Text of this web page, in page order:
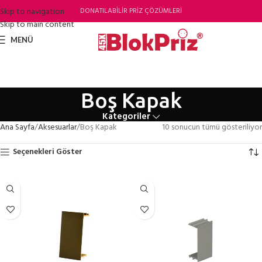
Skip to navigation
Skip to main content
DONATILABİLİR PRİZ ÇÖZÜMLERİ
MENÜ
Boş Kapak
Kategoriler
Ana Sayfa Aksesuarlar Boş Kapak
10 sonucun tümü gösteriliyor
Seçenekleri Göster